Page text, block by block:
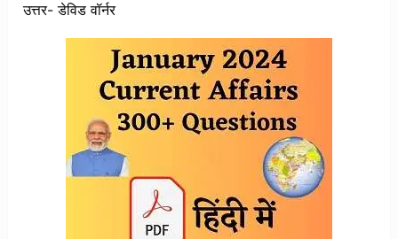
उत्तर- डेविड वॉर्नर